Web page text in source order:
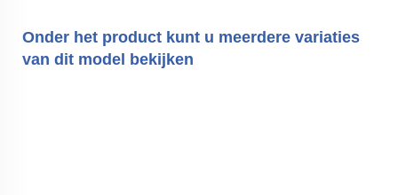
Onder het product kunt u meerdere variaties
van dit model bekijken